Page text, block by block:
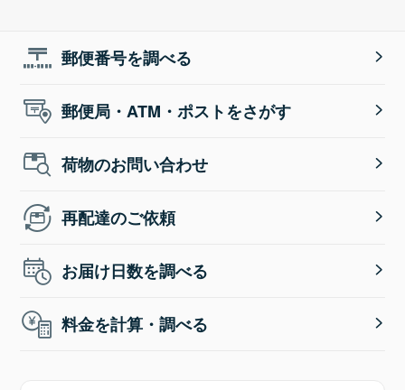
郵便番号を調べる
郵便局・ATM・ポストをさがす
荷物のお問い合わせ
再配達のご依頼
お届け日数を調べる
料金を計算・調べる